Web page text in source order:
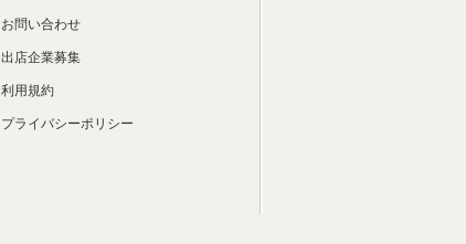
お問い合わせ
出店企業募集
利用規約
プライバシーポリシー